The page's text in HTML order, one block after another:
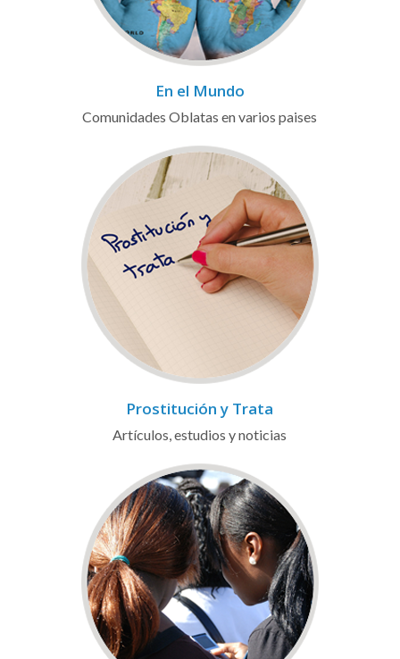
En el Mundo
Comunidades Oblatas en varios paises
Prostitución y Trata
Artículos, estudios y noticias